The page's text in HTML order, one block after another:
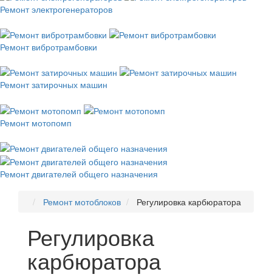
Ремонт электрогенераторов
Ремонт вибротрамбовки
Ремонт затирочных машин
Ремонт мотопомп
Ремонт двигателей общего назначения
Ремонт мотоблоков Регулировка карбюратора
Регулировка
карбюратора